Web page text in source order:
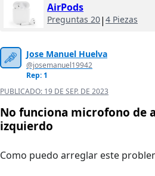
AirPods
Preguntas 20| 4 Piezas
Jose Manuel Huelva
@josemanuel19942
Rep: 1
PUBLICADO: 19 DE SEP. DE 2023
No funciona microfono de
izquierdo
Como puedo arreglar este